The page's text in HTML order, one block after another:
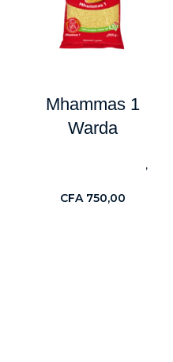
Mhammas 1
Warda
,
CFA750,00